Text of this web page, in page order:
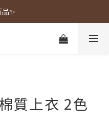
市🌿
✨
市🌿
質上衣 2色